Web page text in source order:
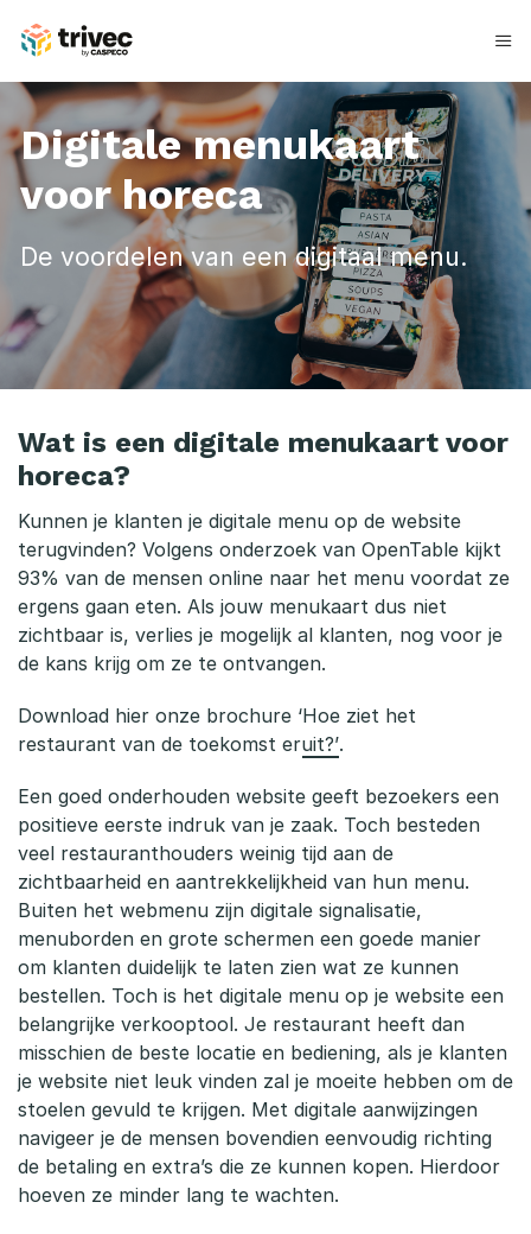
content
Digitale menukaart
voor horeca
De voordelen van een digitaal menu.
i
g
i
t
a
l
e
e
n
u
k
a
a
r
t
v
Wat is een digitale menukaart voor
horeca?
Kunnen je klanten je digitale menu op de website
terugvinden? Volgens onderzoek van OpenTable kijkt
93% van de mensen online naar het menu voordat ze
ergens gaan eten. Als jouw menukaart dus niet
zichtbaar is, verlies je mogelijk al klanten, nog voor je
de kans krijg om ze te ontvangen.
Download hier onze brochure ‘Hoe ziet het
restaurant van de toekomst eruit?’.
Een goed onderhouden website geeft bezoekers een
positieve eerste indruk van je zaak. Toch besteden
veel restauranthouders weinig tijd aan de
zichtbaarheid en aantrekkelijkheid van hun menu.
Buiten het webmenu zijn digitale signalisatie,
menuborden en grote schermen een goede manier
om klanten duidelijk te laten zien wat ze kunnen
bestellen. Toch is het digitale menu op je website een
belangrijke verkooptool. Je restaurant heeft dan
misschien de beste locatie en bediening, als je klanten
je website niet leuk vinden zal je moeite hebben om de
stoelen gevuld te krijgen. Met digitale aanwijzingen
navigeer je de mensen bovendien eenvoudig richting
de betaling en extra’s die ze kunnen kopen. Hierdoor
hoeven ze minder lang te wachten.